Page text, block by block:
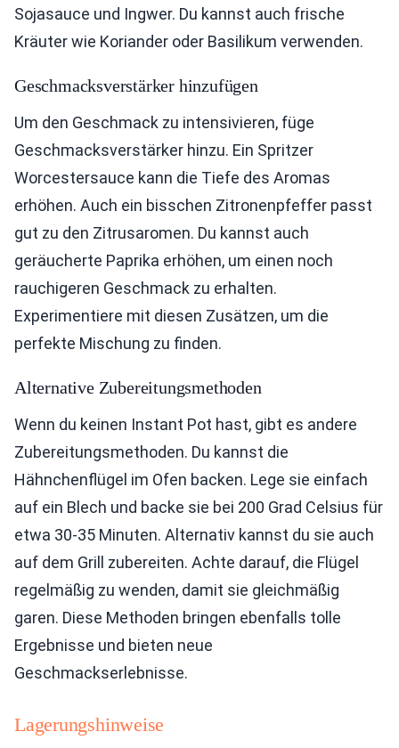
Sojasauce und Ingwer. Du kannst auch frische
Kräuter wie Koriander oder Basilikum verwenden.
Geschmacksverstärker hinzufügen
Um den Geschmack zu intensivieren, füge
Geschmacksverstärker hinzu. Ein Spritzer
Worcestersauce kann die Tiefe des Aromas
erhöhen. Auch ein bisschen Zitronenpfeffer passt
gut zu den Zitrusaromen. Du kannst auch
geräucherte Paprika erhöhen, um einen noch
rauchigeren Geschmack zu erhalten.
Experimentiere mit diesen Zusätzen, um die
perfekte Mischung zu finden.
Alternative Zubereitungsmethoden
Wenn du keinen Instant Pot hast, gibt es andere
Zubereitungsmethoden. Du kannst die
Hähnchenflügel im Ofen backen. Lege sie einfach
auf ein Blech und backe sie bei 200 Grad Celsius für
etwa 30-35 Minuten. Alternativ kannst du sie auch
auf dem Grill zubereiten. Achte darauf, die Flügel
regelmäßig zu wenden, damit sie gleichmäßig
garen. Diese Methoden bringen ebenfalls tolle
Ergebnisse und bieten neue
Geschmackserlebnisse.
Lagerungshinweise